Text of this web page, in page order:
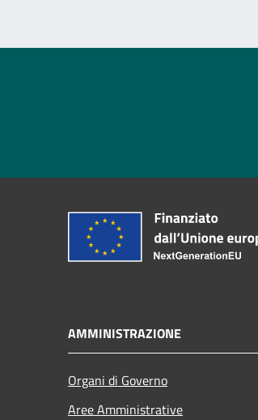
AMMINISTRAZIONE
Organi di Governo
Aree Amministrative